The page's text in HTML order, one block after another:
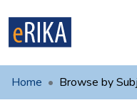
UAFM
Home Browse by